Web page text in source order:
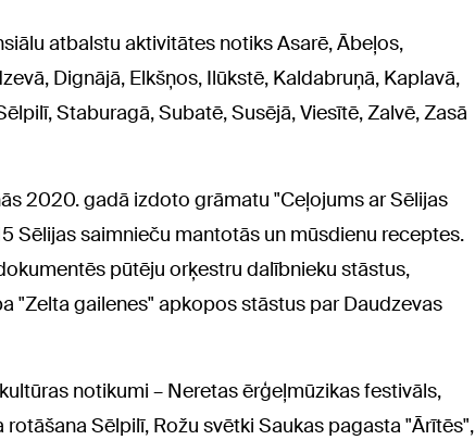
atbalstu aktivitātes notiks Asarē, Ābeļos,
Dignājā, Elkšņos, Ilūkstē, Kaldabruņā, Kaplavā,
Staburagā, Subatē, Susējā, Viesītē, Zalvē, Zasā
2020. gadā izdoto grāmatu "Ceļojums ar Sēlijas
Sēlijas saimnieču mantotās un mūsdienu receptes.
pūtēju orķestru dalībnieku stāstus,
"Zelta gailenes" apkopos stāstus par Daudzevas
notikumi – Neretas ērģeļmūzikas festivāls,
Sēlpilī, Rožu svētki Saukas pagasta "Ārītēs",